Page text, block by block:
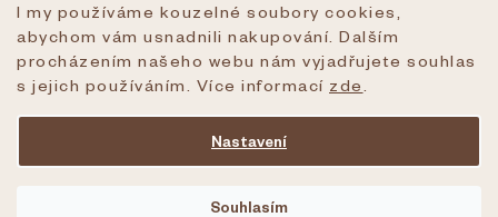
I my používáme kouzelné soubory cookies,
abychom vám usnadnili nakupování. Dalším
procházením našeho webu nám vyjadřujete souhlas
s jejich používáním. Více informací zde
Nastavení
Souhlasím
objednavky@creammy.cz
tel:+420 724 349 968